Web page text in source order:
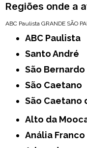
Regiões onde a
ABC Paulista GRANDE SÃO
ABC Paulista
Santo André
São
São Caetano
São Caetano
Alto da
Anália Franco